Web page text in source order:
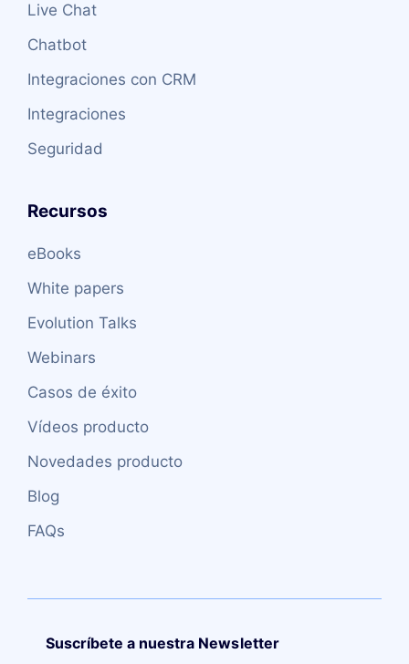
Live Chat
Chatbot
Integraciones con CRM
Integraciones
Seguridad
Recursos
eBooks
White papers
Evolution Talks
Webinars
Casos de éxito
Vídeos producto
Novedades producto
Blog
FAQs
Suscríbete a nuestra Newsletter